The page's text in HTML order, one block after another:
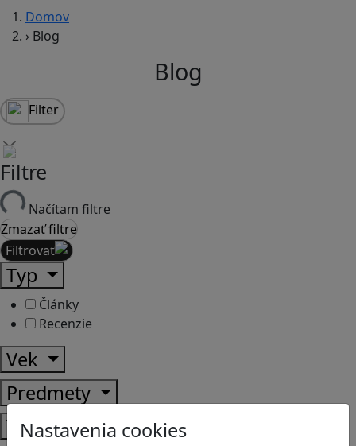
Nastavenia cookies
Domov
› Blog
Blog
Filter
Filtre
Načítam filtre
Zmazať filtre
Filtrovať
Typ
Články
Recenzie
Vek
Predmety
Témy